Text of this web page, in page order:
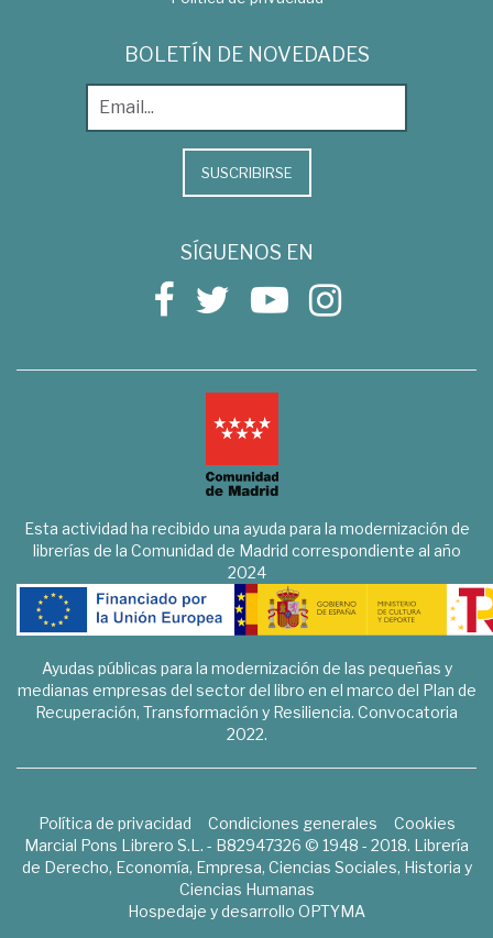
BOLETÍN DE NOVEDADES
SUSCRIBIRSE
SÍGUENOS EN
Esta actividad ha recibido una ayuda para la modernización de
librerías de la Comunidad de Madrid correspondiente al año
2024
Ayudas públicas para la modernización de las pequeñas y
medianas empresas del sector del libro en el marco del Plan de
Recuperación, Transformación y Resiliencia. Convocatoria
2022.
Política de privacidad Condiciones generales
Cookies
Marcial Pons Librero S.L. - B82947326 © 1948 - 2018. Librería
de Derecho, Economía, Empresa, Ciencias Sociales, Historia y
Ciencias Humanas
Hospedaje y desarrollo OPTYMA